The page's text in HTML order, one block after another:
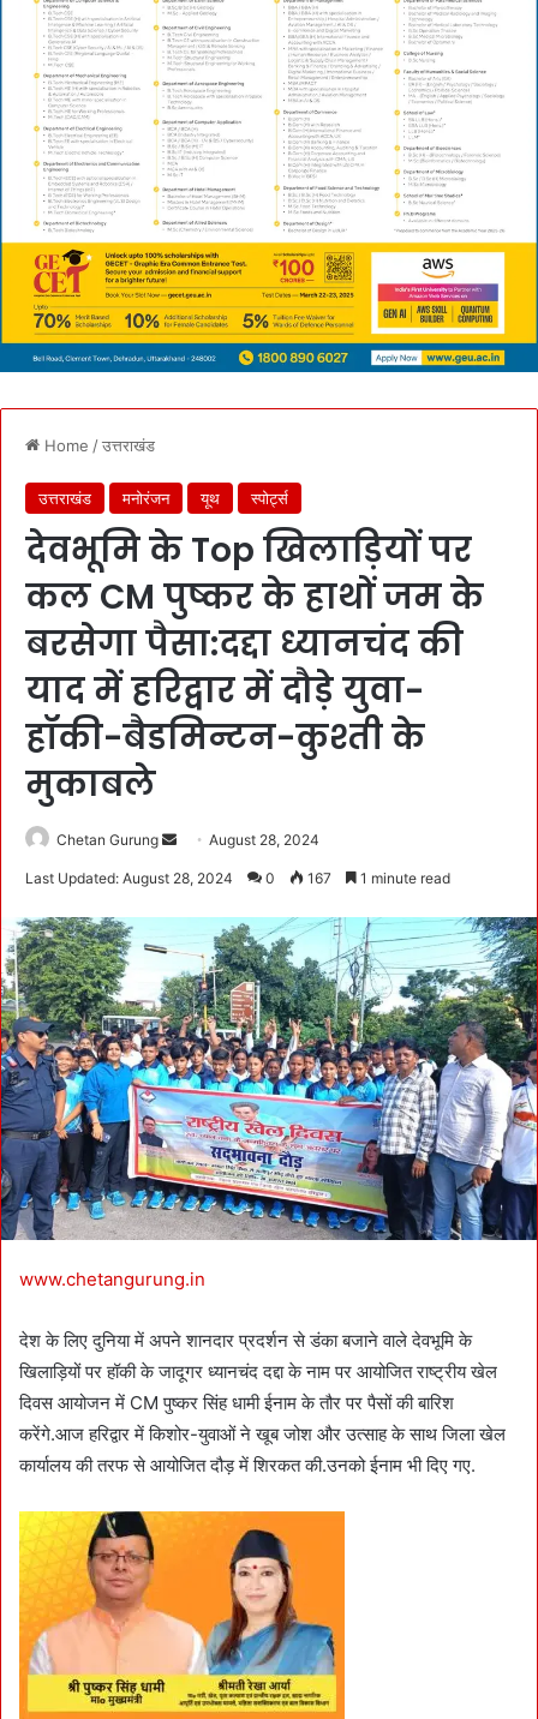
Home /उत्तराखंड
उत्तराखंड मनोरंजन यूथ स्पोर्ट्स
देवभूमि के Top खिलाड़ियों पर
कल CM पुष्कर के हाथों जम के
बरसेगा पैसा:दद्दा ध्यानचंद की
याद में हरिद्वार में दौड़े युवा-
हॉकी-बैडमिन्टन-कुश्ती के
मुकाबले
Chetan Gurung
a
n
e
m
a
i
l
August 28, 2024
Last Updated: August 28, 2024 0 167 1 minute read
www.chetangurung.in
देश के लिए दुनिया में अपने शानदार प्रदर्शन से डंका बजाने वाले देवभूमि के
खिलाड़ियों पर हॉकी के जादूगर ध्यानचंद दद्दा के नाम पर आयोजित राष्ट्रीय खेल
दिवस आयोजन में CM पुष्कर सिंह धामी ईनाम के तौर पर पैसों की बारिश
करेंगे.आज हरिद्वार में किशोर-युवाओं ने खूब जोश और उत्साह के साथ जिला खेल
कार्यालय की तरफ से आयोजित दौड़ में शिरकत की.उनको ईनाम भी दिए गए.